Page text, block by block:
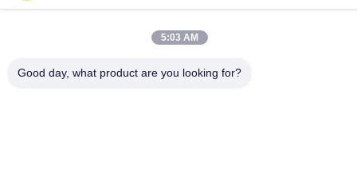
GUANGDONG ΚΙΝΑ.
Διεύθυνση Εργοστασίου
RD, ΟΔΟΣ ZUMIAO, ΔΗΜΟΣ CHANCHENG, FOSHAN,
5:03 AM
Good day, what product are you looking for?